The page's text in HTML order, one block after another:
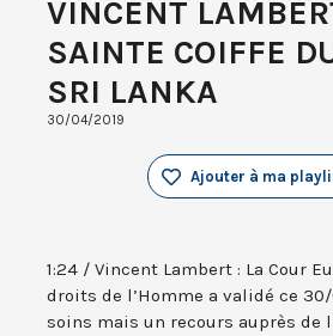
VINCENT
SAINTE COIFFE
SRI LANKA
30/04/2019
Ajouter à ma
1:24 / Vincent Lambert : La Cour
droits de l’Homme a validé ce
soins mais un recours auprès de